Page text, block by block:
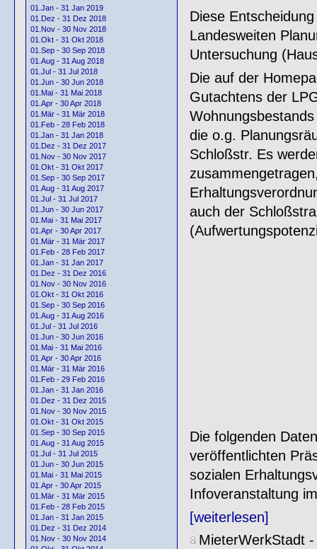
01.Jan - 31 Jan 2019
01.Dez - 31 Dez 2018
01.Nov - 30 Nov 2018
01.Okt - 31 Okt 2018
01.Sep - 30 Sep 2018
01.Aug - 31 Aug 2018
01.Jul - 31 Jul 2018
01.Jun - 30 Jun 2018
01.Mai - 31 Mai 2018
01.Apr - 30 Apr 2018
01.Mär - 31 Mär 2018
01.Feb - 28 Feb 2018
01.Jan - 31 Jan 2018
01.Dez - 31 Dez 2017
01.Nov - 30 Nov 2017
01.Okt - 31 Okt 2017
01.Sep - 30 Sep 2017
01.Aug - 31 Aug 2017
01.Jul - 31 Jul 2017
01.Jun - 30 Jun 2017
01.Mai - 31 Mai 2017
01.Apr - 30 Apr 2017
01.Mär - 31 Mär 2017
01.Feb - 28 Feb 2017
01.Jan - 31 Jan 2017
01.Dez - 31 Dez 2016
01.Nov - 30 Nov 2016
01.Okt - 31 Okt 2016
01.Sep - 30 Sep 2016
01.Aug - 31 Aug 2016
01.Jul - 31 Jul 2016
01.Jun - 30 Jun 2016
01.Mai - 31 Mai 2016
01.Apr - 30 Apr 2016
01.Mär - 31 Mär 2016
01.Feb - 29 Feb 2016
01.Jan - 31 Jan 2016
01.Dez - 31 Dez 2015
01.Nov - 30 Nov 2015
01.Okt - 31 Okt 2015
01.Sep - 30 Sep 2015
01.Aug - 31 Aug 2015
01.Jul - 31 Jul 2015
01.Jun - 30 Jun 2015
01.Mai - 31 Mai 2015
01.Apr - 30 Apr 2015
01.Mär - 31 Mär 2015
01.Feb - 28 Feb 2015
01.Jan - 31 Jan 2015
01.Dez - 31 Dez 2014
01.Nov - 30 Nov 2014
Diese
Landesweiten
Untersuchung
Die auf der
Gutachtens der
die o.g.
Schloßstr. Es
auch der
Die folgenden
veröffentlichten
sozialen
Infoveranstaltung
[weiterlesen]
MieterWerkStadt